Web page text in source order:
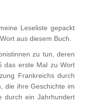
Leseliste gepackt
aus diesem Buch.
zu tun, deren
das erste Mal zu Wort
Frankreichs durch
die ihre Geschichte im
durch ein Jahrhundert